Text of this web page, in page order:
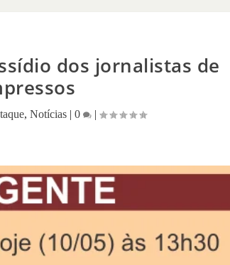
dos jornalistas de
, Notícias| 0 |